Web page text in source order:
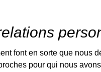
font en sorte que nous
pour qui nous